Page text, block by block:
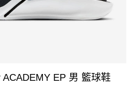
EP 男 籃球鞋